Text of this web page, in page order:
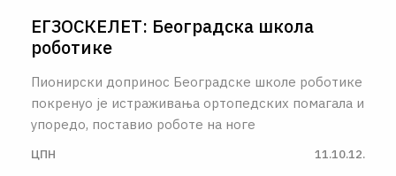
ЕГЗОСКЕЛЕТ: Београдска школа
роботике
Пионирски допринос Београдске школе роботике
покренуо је истраживања ортопедских помагала и
упоредо, поставио роботе на ноге
ЦПН 11.10.12.